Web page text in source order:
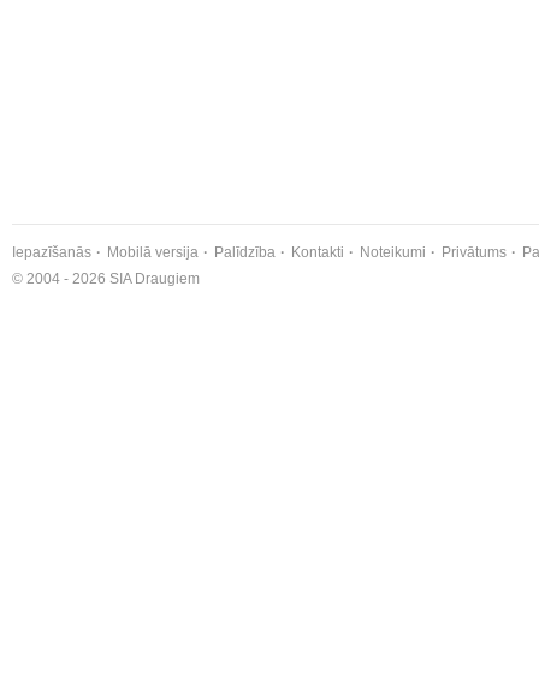
Iepazīšanās Mobilā versija Palīdzība Kontakti Noteikumi Privātums
© 2004 - 2026 SIA Draugiem